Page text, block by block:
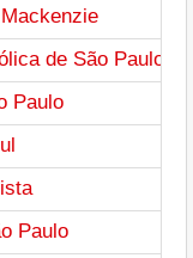
de São Paulo
Paulo
Paulo